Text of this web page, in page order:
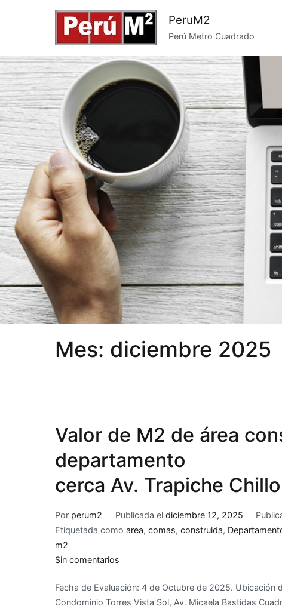
PeruM2
Perú Metro Cuadrado
Mes: diciembre 2025
Valor de M2 de área
departamento
cerca Av. Trapiche
Por perum2 Publicada el diciembre 12, 2025
Etiquetada como area, comas, construida,
m2
Sin comentarios
de
M2
Fecha de Evaluación: 4 de Octubre de 2025.
Condominio Torres Vista Sol, Av. Micaela Bastidas